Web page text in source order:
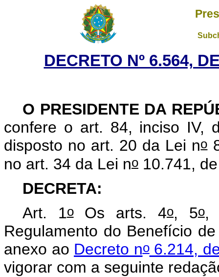
DECRETO Nº 6.564,
O PRESIDENTE DA
confere o art. 84, inciso IV,
disposto no art. 20 da Lei no
no art. 34 da Lei no 10.741,
DECRETA:
Art. 1oOs arts. 4o, 5o,
Regulamento do Benefício
anexo ao Decreto no6.214,
vigorar com a seguinte